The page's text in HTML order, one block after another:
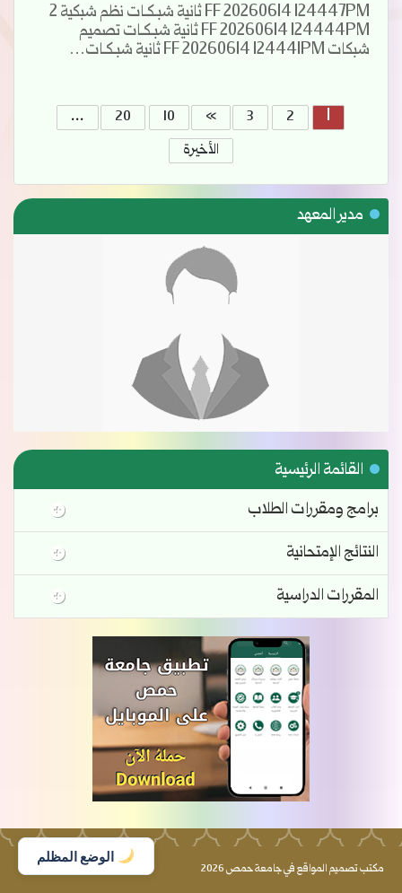
الوضع المظلم
FF 20260614 124447PM ثانية شبـكـات نظم شبكية 2
FF 20260614 124444PM ثانية شبـكـات تصميم
شبكات FF 20260614 124441PM ثانية شبـكـات…
1
2
3
»
10
20
...
الأخيرة
مدير المعهد
القائمة الرئيسية
برامج ومقررات الطلاب
النتائج الإمتحانية
المقررات الدراسية
مكتب تصميم المواقع في جامعة حمص 2026